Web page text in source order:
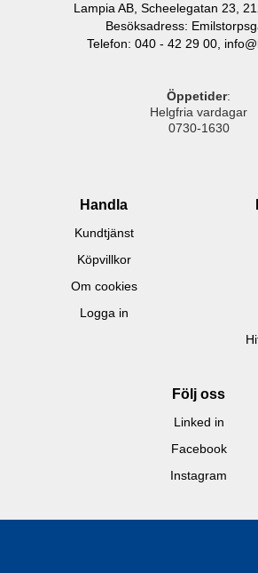
Lampia AB, Scheelegatan 23,
Besöksadress:
Telefon: 040 - 42 29 00,
Öppetider:
Helgfria vardagar
0730-1630
Handla
Kundtjänst
Köpvillkor
Om cookies
Logga in
Följ oss
Linked in
Facebook
Instagram